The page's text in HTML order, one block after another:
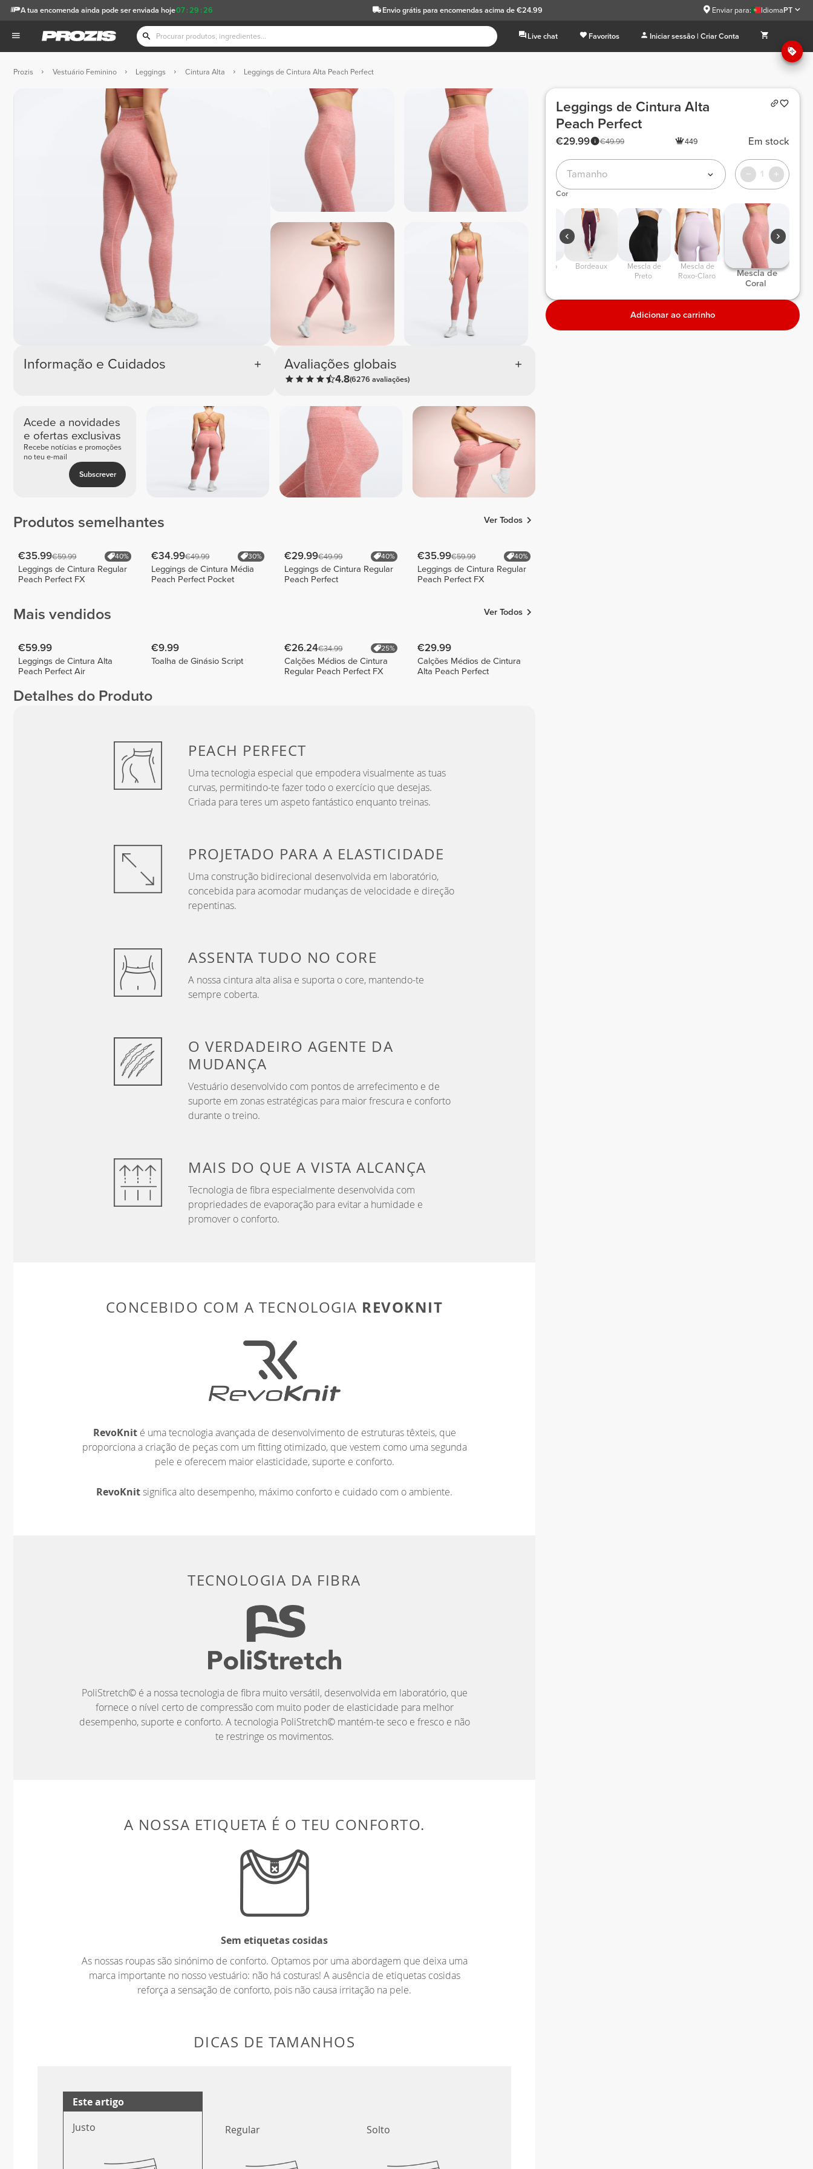
07 :29 :26
A tua encomenda ainda pode ser enviada hoje Envio grátispara encomendas acima de €24.99 Enviar para: IdiomaPT
Live chat Favoritos Iniciar sessão | Criar Conta
Prozis Vestuário Feminino Leggings Cintura Alta Leggings de Cintura Alta Peach Perfect
Informação e Cuidados Avaliações globais
4.8(6276 avaliações)
Acede a novidades
e ofertas exclusivas
Recebe notícias e promoções
no teu e-mail
Subscrever
Produtos semelhantes Ver Todos
€35.99€59.99 40%
Leggings de Cintura Regular
Peach Perfect FX
€34.99€49.99 30%
Leggings de Cintura Média
Peach Perfect Pocket
€29.99€49.99 40%
Leggings de Cintura Regular
Peach Perfect
€35.99€59.99 40%
Leggings de Cintura Regular
Peach Perfect FX
Mais vendidos Ver Todos
€59.99
Leggings de Cintura Alta
Peach Perfect Air
€9.99
Toalha de Ginásio Script
€26.24€34.99 25%
Calções Médios de Cintura
Regular Peach Perfect FX
€29.99
Calções Médios de Cintura
Alta Peach Perfect
Detalhes do Produto
PEACH PERFECT
Uma tecnologia especial que empodera visualmente as tuas
curvas, permitindo-te fazer todo o exercício que desejas.
Criada para teres um aspeto fantástico enquanto treinas.
PROJETADO PARA A ELASTICIDADE
Uma construção bidirecional desenvolvida em laboratório,
concebida para acomodar mudanças de velocidade e direção
repentinas.
ASSENTA TUDO NO CORE
A nossa cintura alta alisa e suporta o core, mantendo-te
sempre coberta.
O VERDADEIRO AGENTE DA
MUDANÇA
Vestuário desenvolvido com pontos de arrefecimento e de
suporte em zonas estratégicas para maior frescura e conforto
durante o treino.
MAIS DO QUE A VISTA ALCANÇA
Tecnologia de fibra especialmente desenvolvida com
propriedades de evaporação para evitar a humidade e
promover o conforto.
CONCEBIDO COM A TECNOLOGIA REVOKNIT
RevoKnité uma tecnologia avançada de desenvolvimento de estruturas têxteis, que
proporciona a criação de peças com um fitting otimizado, que vestem como uma segunda
pele e oferecem maior elasticidade, suporte e conforto.
RevoKnitsignifica alto desempenho, máximo conforto e cuidado com o ambiente.
TECNOLOGIA DA FIBRA
PoliStretch© é a nossa tecnologia de fibra muito versátil, desenvolvida em laboratório, que
fornece o nível certo de compressão com muito poder de elasticidade para melhor
desempenho, suporte e conforto. A tecnologia PoliStretch© mantém-te seco e fresco e não
te restringe os movimentos.
A NOSSA ETIQUETA É O TEU CONFORTO.
Sem etiquetas cosidas
As nossas roupas são sinónimo de conforto. Optamos por uma abordagem que deixa uma
marca importante no nosso vestuário: não há costuras! A ausência de etiquetas cosidas
reforça a sensação de conforto, pois não causa irritação na pele.
DICAS DE TAMANHOS
Este artigo
Justo
Regular Solto
Leggings de Cintura Alta
Peach Perfect
€49.99
€29.99 449 Em stock
Tamanho 1
Cor
Cinza Claro Bordeaux
Preto
Roxo-Claro
Mescla de
Coral
Adicionar ao carrinho